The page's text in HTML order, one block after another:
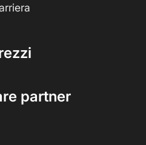
partner